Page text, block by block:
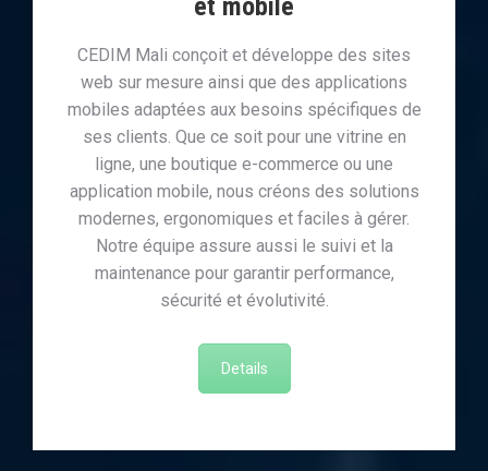
et mobile
CEDIM Mali conçoit et développe des sites
web sur mesure ainsi que des applications
mobiles adaptées aux besoins spécifiques de
ses clients. Que ce soit pour une vitrine en
ligne, une boutique e-commerce ou une
application mobile, nous créons des solutions
modernes, ergonomiques et faciles à gérer.
Notre équipe assure aussi le suivi et la
maintenance pour garantir performance,
sécurité et évolutivité.
Details